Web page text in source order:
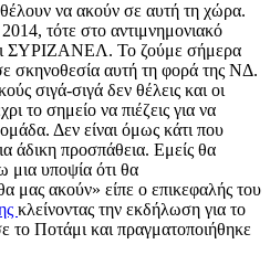
θέλουν να ακούν σε αυτή τη χώρα.
τότε στο αντιμνημονιακό
ΣΥΡΙΖΑΝΕΛ. Το ζούμε σήμερα
σκηνοθεσία αυτή τη φορά της ΝΔ.
σιγά-σιγά δεν θέλεις και οι
το σημείο να πιέζεις για να
Δεν είναι όμως κάτι που
άδικη προσπάθεια. Εμείς θα
μια υποψία ότι θα
μας ακούν» είπε ο επικεφαλής του
κλείνοντας την εκδήλωση για το
το Ποτάμι και πραγματοποιήθηκε